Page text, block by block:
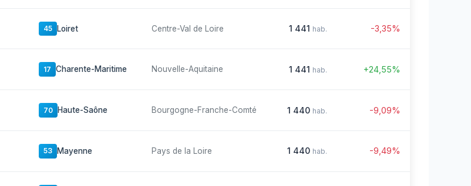
45 Loiret Centre-Val de Loire 1 441 hab. -3,35%
17 Charente-Maritime Nouvelle-Aquitaine 1 441 hab. +24,55%
70 Haute-Saône Bourgogne-Franche-Comté 1 440 hab. -9,09%
53 Mayenne Pays de la Loire 1 440 hab. -9,49%